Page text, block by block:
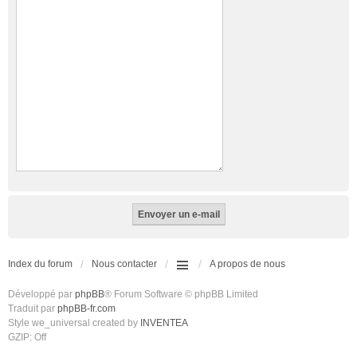
Index du forum Nous contacter A propos de nous
Développé par phpBB® Forum Software © phpBB Limited
Traduit par phpBB-fr.com
Style we_universal created by INVENTEA
GZIP: Off